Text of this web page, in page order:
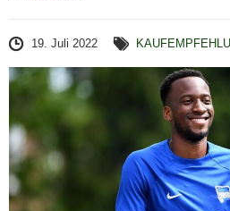
19. Juli 2022